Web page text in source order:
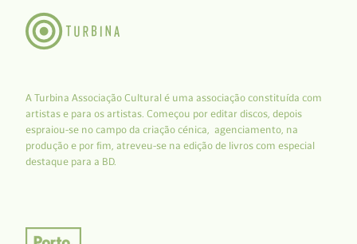
A Turbina Associação Cultural é uma associação constituída com
artistas e para os artistas. Começou por editar discos, depois
espraiou-se no campo da criação cénica, agenciamento, na
produção e por fim, atreveu-se na edição de livros com especial
destaque para a BD.